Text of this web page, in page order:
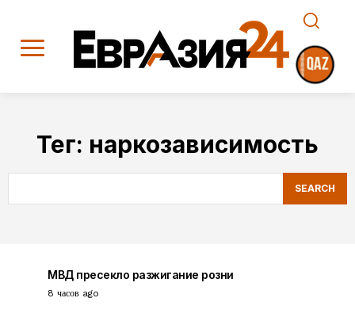
Тег: наркозависимость
SEARCH
МВД пресекло разжигание розни
8 часов ago